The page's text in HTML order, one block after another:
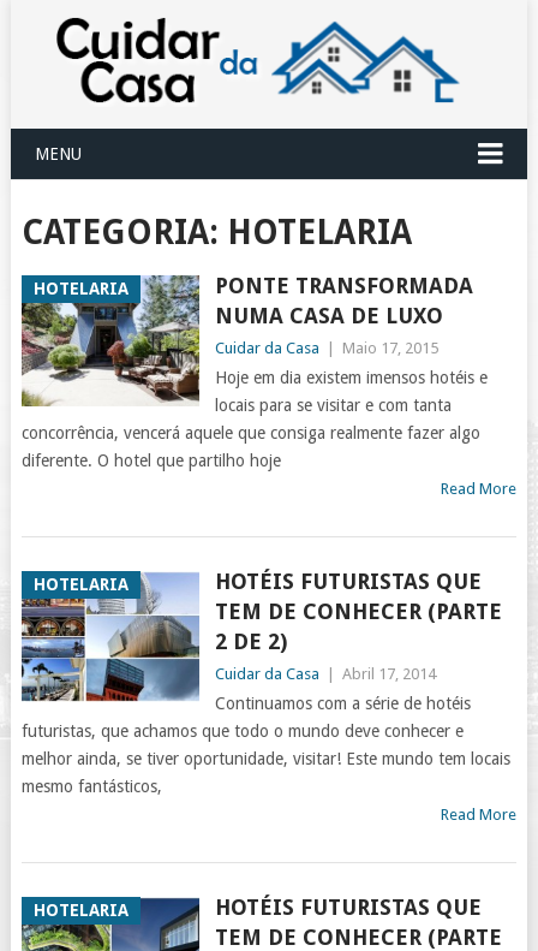
MENU
CATEGORIA: HOTELARIA
HOTELARIA
PONTE TRANSFORMADA
NUMA CASA DE LUXO
Cuidar da Casa Maio 17, 2015
Hoje em dia existem imensos hotéis e
locais para se visitar e com tanta
concorrência, vencerá aquele que consiga realmente fazer algo
diferente. O hotel que partilho hoje
Read More
HOTELARIA
HOTÉIS FUTURISTAS QUE
TEM DE CONHECER (PARTE
2 DE 2)
Cuidar da Casa Abril 17, 2014
Continuamos com a série de hotéis
futuristas, que achamos que todo o mundo deve conhecer e
melhor ainda, se tiver oportunidade, visitar! Este mundo tem locais
mesmo fantásticos,
Read More
HOTELARIA
HOTÉIS FUTURISTAS QUE
TEM DE CONHECER (PARTE